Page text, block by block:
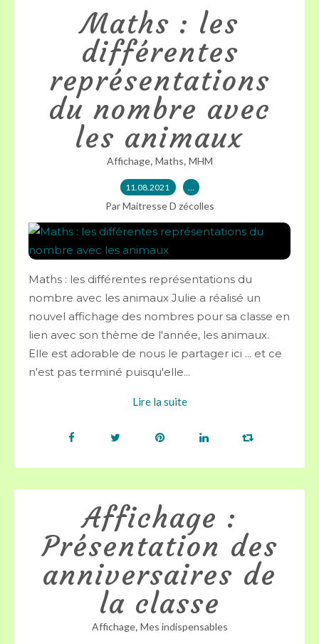
Maths : les
différentes
représentations
du nombre avec
les animaux
Affichage, Maths, MHM
11.08.2021 …
Par Maitresse D zécolles
Maths : les différentes représentations du
nombre avec les animaux Julie a réalisé un
nouvel affichage des nombres pour sa classe en
lien avec son thème de l'année, les animaux.
Elle est adorable de nous le partager ici ... et ce
n'est pas terminé puisqu'elle...
Lire la suite
Affichage :
Présentation des
anniversaires de
la classe
Affichage, Mes indispensables